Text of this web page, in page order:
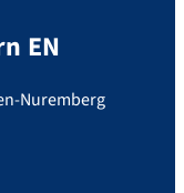
EN
Nuremberg